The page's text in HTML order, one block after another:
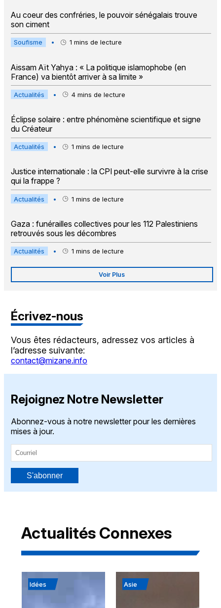
Au coeur des confréries, le pouvoir sénégalais trouve
son ciment
Soufisme • 1 mins de lecture
Aissam Aït Yahya : « La politique islamophobe (en
France) va bientôt arriver à sa limite »
Actualités • 4 mins de lecture
Éclipse solaire : entre phénomène scientifique et signe
du Créateur
Actualités • 1 mins de lecture
Justice internationale : la CPI peut-elle survivre à la crise
qui la frappe ?
Actualités • 1 mins de lecture
Gaza : funérailles collectives pour les 112 Palestiniens
retrouvés sous les décombres
Actualités • 1 mins de lecture
Voir Plus
Écrivez-nous
Vous êtes rédacteurs, adressez vos articles à
l’adresse suivante:
contact@mizane.info
Rejoignez Notre Newsletter
Abonnez-vous à notre newsletter pour les dernières
mises à jour.
S'abonner
Actualités Connexes
Idées Asie